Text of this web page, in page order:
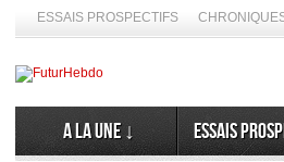
ESSAIS PROSPECTIFS
A la Une ↓ Essais